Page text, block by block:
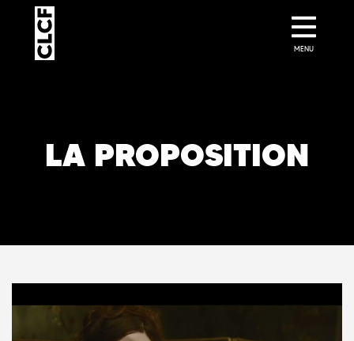
LA PROPOSITION
MENU